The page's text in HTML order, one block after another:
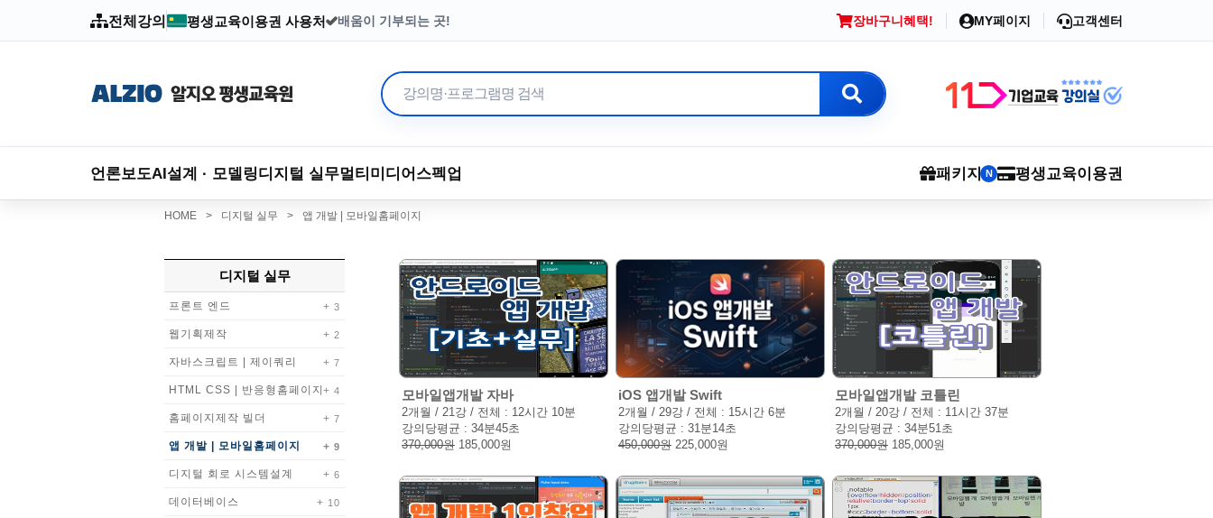
전체강의 평생교육이용권 사용처
배움이 기부되는 곳!
2003년부터 이어온 수강료 기부
장바구니혜택! MY페이지 고객센터
언론보도AI설계 · 모델링디지털 실무멀티미디어 스펙업 패키지 N 평생교육이용권
HOME > 디지털 실무 > 앱 개발 | 모바일홈페이지
디지털 실무
프론트 엔드 3
웹기획제작 2
자바스크립트 | 제이쿼리 7
HTML CSS | 반응형홈페이지 4
홈페이지제작 빌더 7
앱 개발 | 모바일홈페이지 9
디지털 회로 시스템설계 6
데이터베이스 10
모바일앱개발 자바
2개월 / 21강 / 전체 : 12시간 10분
강의당평균 : 34분45초
370,000원 185,000원
iOS 앱개발 Swift
2개월 / 29강 / 전체 : 15시간 6분
강의당평균 : 31분14초
450,000원 225,000원
모바일앱개발 코틀린
2개월 / 20강 / 전체 : 11시간 37분
강의당평균 : 34분51초
370,000원 185,000원